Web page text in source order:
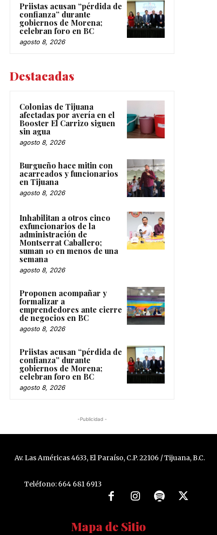
Priistas acusan “pérdida de
confianza” durante
gobiernos de Morena;
celebran foro en BC
agosto 8, 2026
Destacadas
Colonias de Tijuana
afectadas por avería en el
Booster El Carrizo siguen
sin agua
agosto 8, 2026
Burgueño hace mitin con
acarreados y funcionarios
en Tijuana
agosto 8, 2026
Inhabilitan a otros cinco
exfuncionarios de la
administración de
Montserrat Caballero;
suman 10 en menos de una
semana
agosto 8, 2026
Proponen acompañar y
formalizar a
emprendedores ante cierre
de negocios en BC
agosto 8, 2026
Priistas acusan “pérdida de
confianza” durante
gobiernos de Morena;
celebran foro en BC
agosto 8, 2026
-Publicidad -
Av. Las Américas 4633, El Paraíso, C.P. 22106 / Tijuana, B.C.
Teléfono: 664 681 6913
Mapa de Sitio